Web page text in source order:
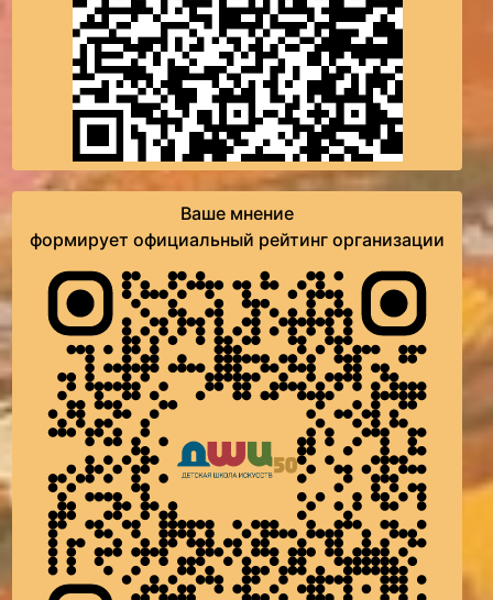
Ваше мнение
формирует официальный рейтинг организации